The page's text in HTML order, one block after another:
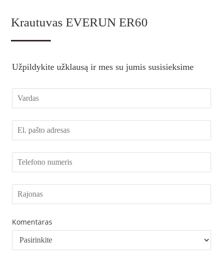
Krautuvas EVERUN ER60
Užpildykite užklausą ir mes su jumis susisieksime
Komentaras